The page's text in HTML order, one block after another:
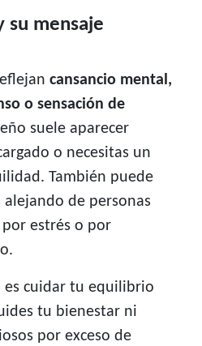
su mensaje
cansancio mental,
o sensación de
suele aparecer
o necesitas un
También puede
de personas
estrés o por
es cuidar tu equilibrio
tu bienestar ni
por exceso de